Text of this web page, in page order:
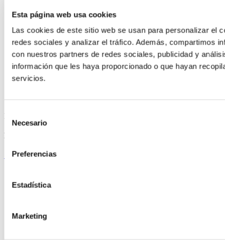
Esta página web usa cookies
Las cookies de este sitio web se usan para personalizar el
redes sociales y analizar el tráfico. Además, compartimos
con nuestros partners de redes sociales, publicidad y
información que les haya proporcionado o que hayan
servicios.
Selección
consentimiento
Necesario
Preferencias
Estadística
Marketing
ELABORADA POR EL EQUIPO COREN
Risotto de polo de Curral con cogomelos
Seguir lendo